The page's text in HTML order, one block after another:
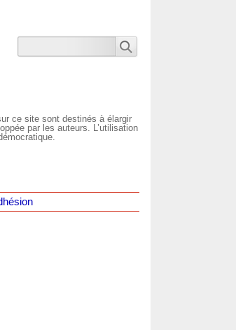
ce site sont destinés à élargir
par les auteurs. L’utilisation